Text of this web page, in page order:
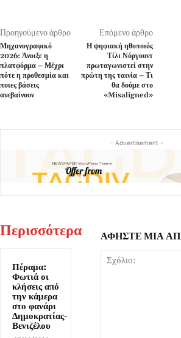
Προηγούμενο άρθρο
Μηχανογραφικό
2026: Άνοιξε η
πλατφόρμα – Μέχρι
πότε η προθεσμία και
ποιες βάσεις
ανεβαίνουν
Επόμενο άρθρο
Η ψηφιακή ηθοποιός
Τίλι Νόργουντ
πρωταγωνιστεί στην
πρώτη της ταινία – Τι
θα δούμε στο
«Misaligned»
- Advertisement -
Περισσότερα
Πέραμα:
Φωτιά οι
κλήσεις από
την κάμερα
στο φανάρι
Δημοκρατίας-
Βενιζέλου
ΑΦΗΣΤΕ ΜΙΑ